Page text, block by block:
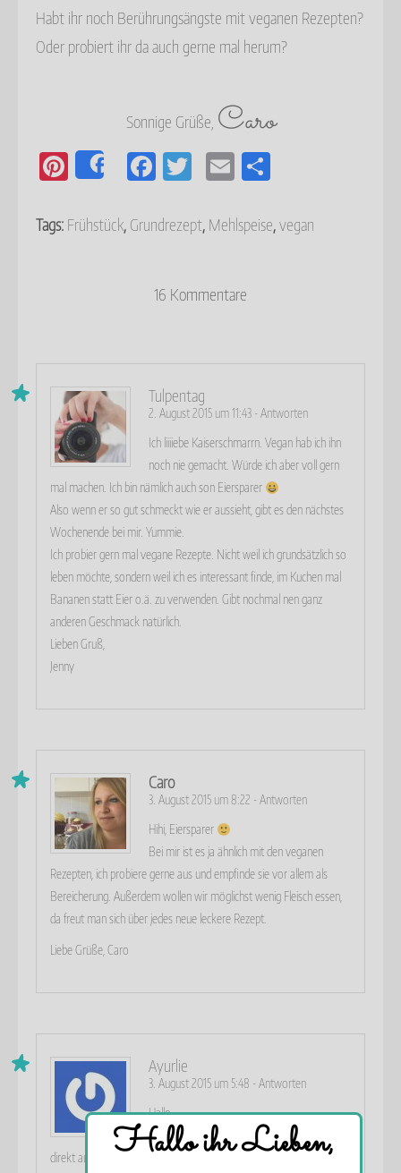
Habt ihr noch Berührungsängste mit veganen Rezepten?
Oder probiert ihr da auch gerne mal herum?
Sonnige Grüße, Caro
Pi
er
Share F
a
c
b
o
k
T
wi
tt
E
m
ailpf
Tags: Frühstück, Grundrezept, Mehlspeise,vegan
16 Kommentare
Tulpentag
2. August 2015 um 11:43 - Antworten
Ich liiiiebe Kaiserschmarrn. Vegan hab ich ihn
noch nie gemacht. Würde ich aber voll gern
mal machen. Ich bin nämlich auch son Eiersparer
Also wenn er so gut schmeckt wie er aussieht, gibt es den nächstes
Wochenende bei mir. Yummie.
Ich probier gern mal vegane Rezepte. Nicht weil ich grundsätzlich so
leben möchte, sondern weil ich es interessant finde, im Kuchen mal
Bananen statt Eier o.ä. zu verwenden. Gibt nochmal nen ganz
anderen Geschmack natürlich.
Lieben Gruß,
Jenny
Caro
3. August 2015 um 8:22 - Antworten
Hihi, Eiersparer
Bei mir ist es ja ähnlich mit den veganen
Rezepten, ich probiere gerne aus und empfinde sie vor allem als
Bereicherung. Außerdem wollen wir möglichst wenig Fleisch essen,
da freut man sich über jedes neue leckere Rezept.
Liebe Grüße, Caro
Ayurlie
3. August 2015 um 5:48 - Antworten
Hallo,
das hoert sich richtig gut an und werde ich
direkt auch ausprobieren.Hallo ihr Lieben,